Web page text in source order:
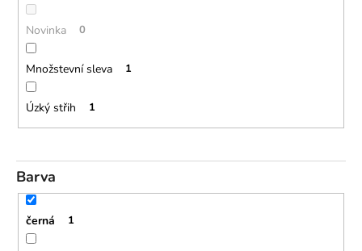
Novinka 0
Množstevní sleva 1
Úzký střih 1
Barva
černá 1
D
o
o
r